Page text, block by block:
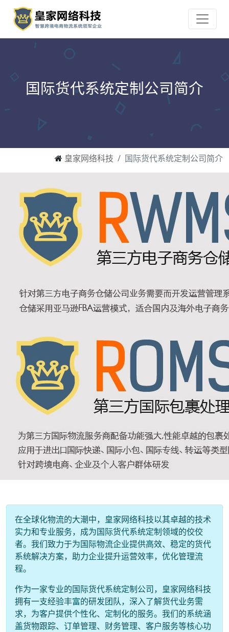
国际货代系统定制公司简介
皇家网络科技 国际货代系统定制公司简介
在全球化物流的大潮中，皇家网络科技以其卓越的技术
实力和专业服务，成为国际货代系统定制领域的佼佼
者。我们致力于为国际物流企业提供高效、稳定的货代
系统解决方案，助力企业提升运营效率，优化管理流
程。
作为一家专业的国际货代系统定制公司，皇家网络科技
拥有一支经验丰富的研发团队，深入了解货代业务需
求，为客户提供个性化、定制化的服务。我们的系统涵
盖货物跟踪、订单管理、财务管理、客户服务等核心功